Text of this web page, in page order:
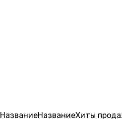
НазваниеНазваниеХиты